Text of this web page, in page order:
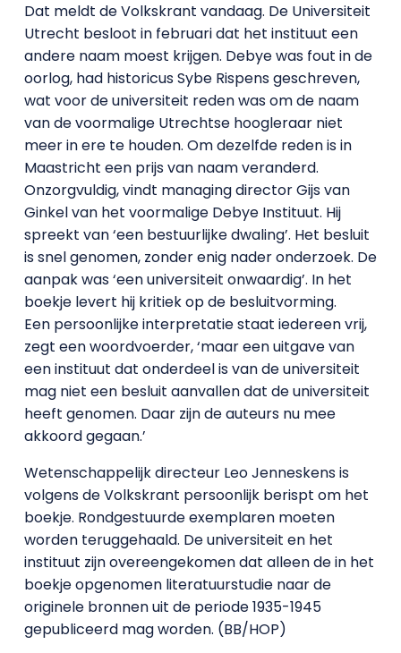
Dat meldt de Volkskrant vandaag. De Universiteit
Utrecht besloot in februari dat het instituut een
andere naam moest krijgen. Debye was fout in de
oorlog, had historicus Sybe Rispens geschreven,
wat voor de universiteit reden was om de naam
van de voormalige Utrechtse hoogleraar niet
meer in ere te houden. Om dezelfde reden is in
Maastricht een prijs van naam veranderd.
Onzorgvuldig, vindt managing director Gijs van
Ginkel van het voormalige Debye Instituut. Hij
spreekt van ‘een bestuurlijke dwaling’. Het besluit
is snel genomen, zonder enig nader onderzoek. De
aanpak was ‘een universiteit onwaardig’. In het
boekje levert hij kritiek op de besluitvorming.
Een persoonlijke interpretatie staat iedereen vrij,
zegt een woordvoerder, ‘maar een uitgave van
een instituut dat onderdeel is van de universiteit
mag niet een besluit aanvallen dat de universiteit
heeft genomen. Daar zijn de auteurs nu mee
akkoord gegaan.’
Wetenschappelijk directeur Leo Jenneskens is
volgens de Volkskrant persoonlijk berispt om het
boekje. Rondgestuurde exemplaren moeten
worden teruggehaald. De universiteit en het
instituut zijn overeengekomen dat alleen de in het
boekje opgenomen literatuurstudie naar de
originele bronnen uit de periode 1935-1945
gepubliceerd mag worden. (BB/HOP)